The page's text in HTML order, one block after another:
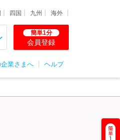
四国 九州 海外
簡単1分
会員登録
業さまへ ヘルプ